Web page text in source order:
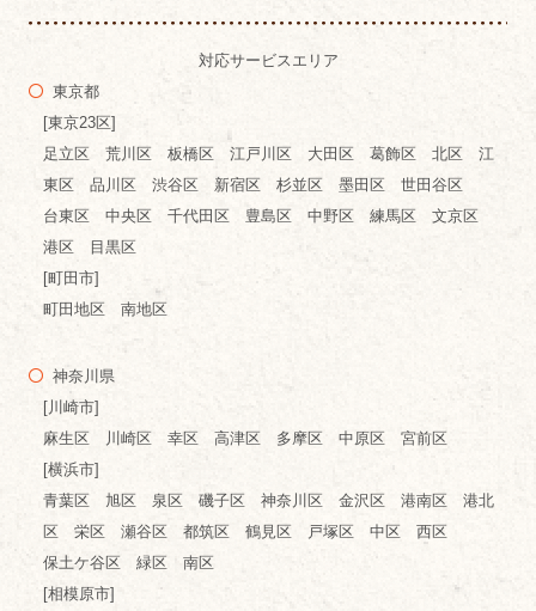
対応サービスエリア
東京都
[東京23区]
足立区 荒川区 板橋区 江戸川区 大田区 葛飾区 北区 江
東区 品川区 渋谷区 新宿区 杉並区 墨田区 世田谷区
台東区 中央区 千代田区 豊島区 中野区 練馬区 文京区
港区 目黒区
[町田市]
町田地区 南地区
神奈川県
[川崎市]
麻生区 川崎区 幸区 高津区 多摩区 中原区 宮前区
[横浜市]
青葉区 旭区 泉区 磯子区 神奈川区 金沢区 港南区 港北
区 栄区 瀬谷区 都筑区 鶴見区 戸塚区 中区 西区
保土ケ谷区 緑区 南区
[相模原市]